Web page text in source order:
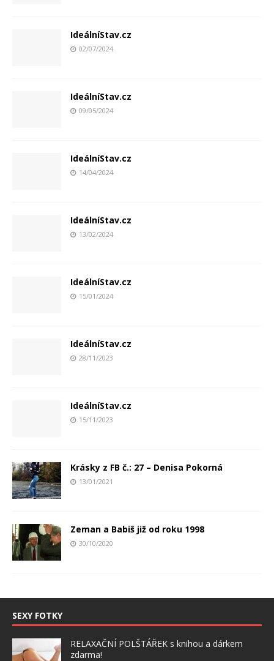
IdeálníStav.cz
02/07/2024
IdeálníStav.cz
09/05/2024
IdeálníStav.cz
14/04/2024
IdeálníStav.cz
13/02/2024
IdeálníStav.cz
15/01/2024
IdeálníStav.cz
28/11/2023
IdeálníStav.cz
15/11/2023
Krásky z FB č.: 27 – Denisa Pokorná
13/01/2021
Zeman a Babiš již od roku 1998
30/10/2020
SEXY FOTKY
RELAXAČNÍ POLŠTÁŘEK s knihou a dárkem
zdarma!